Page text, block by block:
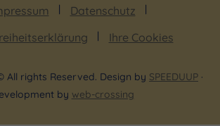
Datenschutz
Ihre Cookies
All rights Reserved. Design by SPEEDUUP ·
by web-crossing